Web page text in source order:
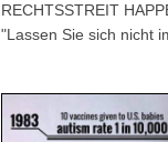
RECHTSSTREIT
"Lassen Sie sich nicht